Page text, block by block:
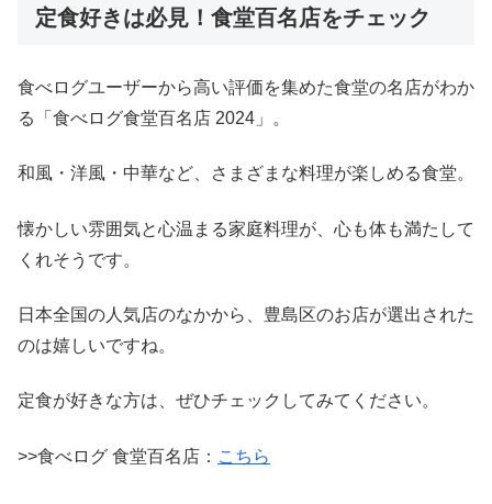
定食好きは必見！食堂百名店をチェック
食べログユーザーから高い評価を集めた食堂の名店がわか
る「食べログ食堂百名店 2024」。
和風・洋風・中華など、さまざまな料理が楽しめる食堂。
懐かしい雰囲気と心温まる家庭料理が、心も体も満たして
くれそうです。
日本全国の人気店のなかから、豊島区のお店が選出された
のは嬉しいですね。
定食が好きな方は、ぜひチェックしてみてください。
>>食べログ 食堂百名店： こちら